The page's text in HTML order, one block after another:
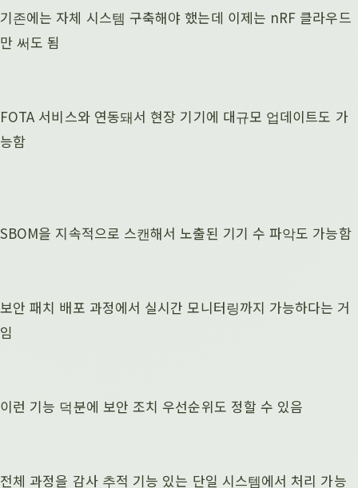
기존에는 자체 시스템 구축해야 했는데 이제는 nRF 클라우드
만 써도 됨
FOTA 서비스와 연동돼서 현장 기기에 대규모 업데이트도 가
능함
SBOM을 지속적으로 스캔해서 노출된 기기 수 파악도 가능함
보안 패치 배포 과정에서 실시간 모니터링까지 가능하다는 거
임
이런 기능 덕분에 보안 조치 우선순위도 정할 수 있음
전체 과정을 감사 추적 기능 있는 단일 시스템에서 처리 가능